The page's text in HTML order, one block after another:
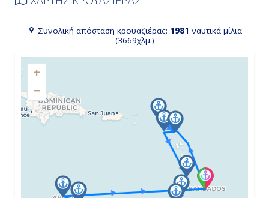
19:00
Σαιντ Τζονς Αντίγκουα, Αντίγκουα
& Μπαρμπούντα
Συνολική απόσταση κρουαζιέρας: 1981 ναυτικά μίλια
(3669χλμ.)
+
−